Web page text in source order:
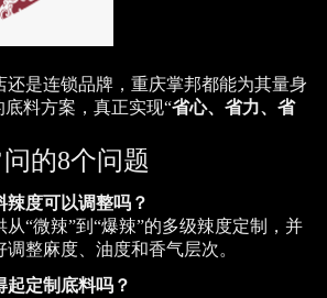
还是连锁品牌，重庆掌邦都能为其量身
底料方案，真正实现“省心、省力、省
的8个问题
辣度可以调整吗？
“微辣”到“爆辣”的多级辣度定制，并
整麻度、油度和香气层次。
起定制底料吗？